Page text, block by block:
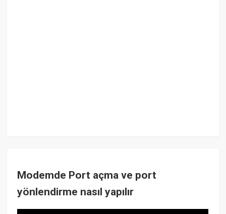
Modemde Port açma ve port
yönlendirme nasıl yapılır